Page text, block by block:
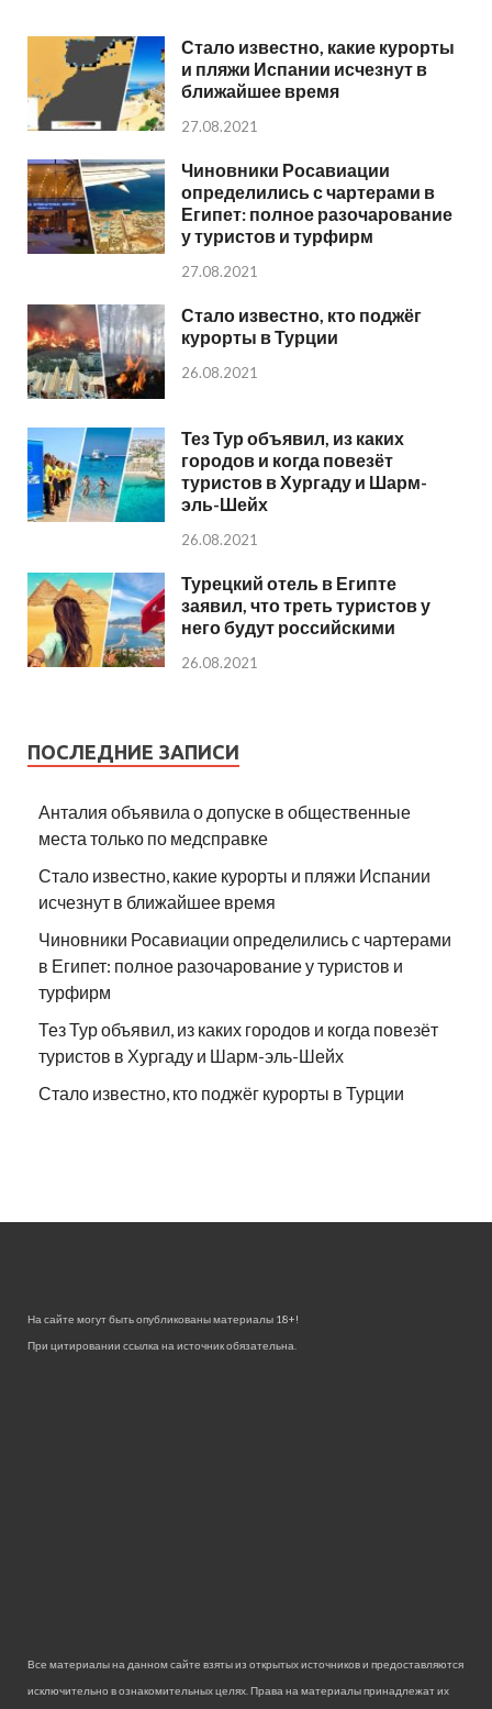
Стало известно, какие курорты
и пляжи Испании исчезнут в
ближайшее время
27.08.2021
Чиновники Росавиации
определились с чартерами в
Египет: полное разочарование
у туристов и турфирм
27.08.2021
Стало известно, кто поджёг
курорты в Турции
26.08.2021
Тез Тур объявил, из каких
городов и когда повезёт
туристов в Хургаду и Шарм-
эль-Шейх
26.08.2021
Турецкий отель в Египте
заявил, что треть туристов у
него будут российскими
26.08.2021
ПОСЛЕДНИЕ ЗАПИСИ
Анталия объявила о допуске в общественные
места только по медсправке
Стало известно, какие курорты и пляжи Испании
исчезнут в ближайшее время
Чиновники Росавиации определились с чартерами
в Египет: полное разочарование у туристов и
турфирм
Тез Тур объявил, из каких городов и когда повезёт
туристов в Хургаду и Шарм-эль-Шейх
Стало известно, кто поджёг курорты в Турции
На сайте могут быть опубликованы материалы 18+!
При цитировании ссылка на источник обязательна.
Все материалы на данном сайте взяты из открытых источников и предоставляются
исключительно в ознакомительных целях. Права на материалы принадлежат их